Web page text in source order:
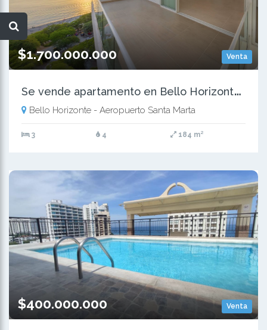
Venta
$1.700.000.000
S
e vende apartamento en Bello Horizonte, Santa Marta
Bello Horizonte - Aeropuerto Santa Marta
3 4 184 m²
Venta
$400.000.000